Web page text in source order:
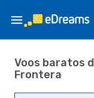
Voos baratos
Frontera